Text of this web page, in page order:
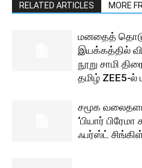
RELATED ARTICLES MORE
மனதைத்
இயக்கத்தில்
நூறு சாமி
தமிழ் ZEE5-ல்
சமூக
‘பியார்
ஃபர்ஸ்ட் சிங்கிள்